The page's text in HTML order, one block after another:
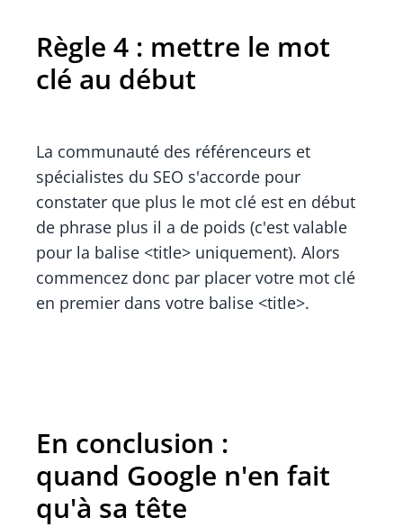
Règle 4 : mettre le mot
clé au début
La communauté des référenceurs et
spécialistes du SEO s'accorde pour
constater que plus le mot clé est en début
de phrase plus il a de poids (c'est valable
pour la balise <title> uniquement). Alors
commencez donc par placer votre mot clé
en premier dans votre balise <title>.
En conclusion :
quand Google n'en fait
qu'à sa tête